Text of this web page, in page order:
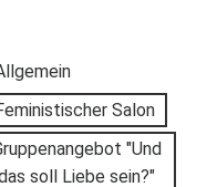
Salon
"Und
soll Liebe sein?"